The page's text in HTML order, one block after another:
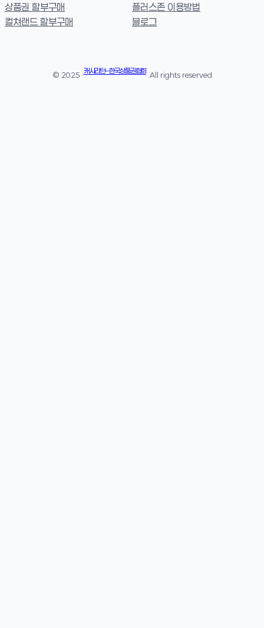
상품권 할부구매
컬쳐랜드 할부구매
플러스존 이용방법
블로그
© 2025 ·
캐시리턴 – 한국상품권협회
· All rights reserved